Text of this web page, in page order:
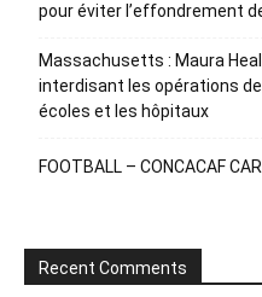
pour éviter l’effondrement
Massachusetts : Maura
interdisant les opérations de
écoles et les hôpitaux
FOOTBALL – CONCACAF
Recent Comments